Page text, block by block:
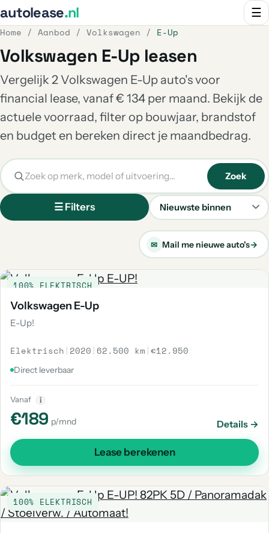
autolease.nl ☰
Home / Aanbod / Volkswagen / E-Up
Volkswagen E-Up leasen
Vergelijk 2 Volkswagen E-Up auto's voor
financial lease, vanaf € 134 per maand. Bekijk de
actuele voorraad, filter op bouwjaar, brandstof
en budget en bereken direct je maandbedrag.
☰ Filters
Sorteren
Zoek
✉ Mail me nieuwe auto's→
100% ELEKTRISCH
Volkswagen E-Up
E-Up!
Elektrisch | 2020 | 62.500 km |€12.950
Direct leverbaar
Vanaf i
€189 p/mnd Details →
Lease berekenen
100% ELEKTRISCH